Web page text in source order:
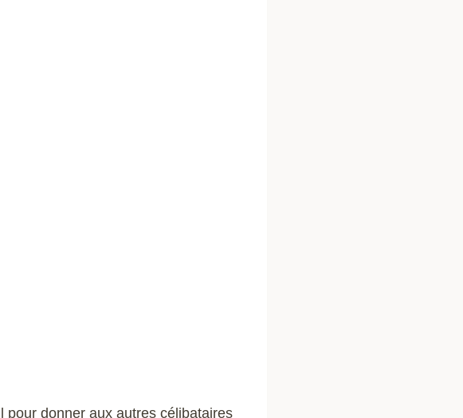
donner aux autres célibataires